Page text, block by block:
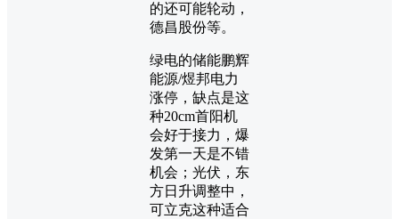
的还可能轮动，
德昌股份等。
绿电的储能鹏辉
能源/煜邦电力
涨停，缺点是这
种20cm首阳机
会好于接力，爆
发第一天是不错
机会；光伏，东
方日升调整中，
可立克这种适合